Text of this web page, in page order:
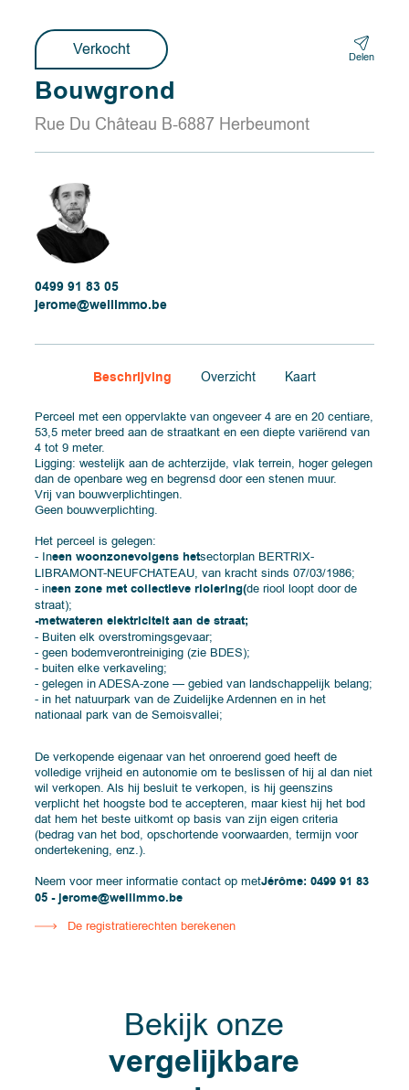
Verkocht Delen
Bouwgrond
Rue Du Château B-6887 Herbeumont
0499 91 83 05
jerome@wellimmo.be
Beschrijving Overzicht Kaart
Perceel met een oppervlakte van ongeveer 4 are en 20 centiare,
53,5 meter breed aan de straatkant en een diepte variërend van
4 tot 9 meter.
Ligging: westelijk aan de achterzijde, vlak terrein, hoger gelegen
dan de openbare weg en begrensd door een stenen muur.
Vrij van bouwverplichtingen.
Geen bouwverplichting.
Het perceel is gelegen:
- Ineen woonzonevolgens hetsectorplan BERTRIX-
LIBRAMONT-NEUFCHATEAU, van kracht sinds 07/03/1986;
- ineen zone met collectieve riolering(de riool loopt door de
straat);
-metwateren elektriciteit aan de straat;
- Buiten elk overstromingsgevaar;
- geen bodemverontreiniging (zie BDES);
- buiten elke verkaveling;
- gelegen in ADESA-zone — gebied van landschappelijk belang;
- in het natuurpark van de Zuidelijke Ardennen en in het
nationaal park van de Semoisvallei;
De verkopende eigenaar van het onroerend goed heeft de
volledige vrijheid en autonomie om te beslissen of hij al dan niet
wil verkopen. Als hij besluit te verkopen, is hij geenszins
verplicht het hoogste bod te accepteren, maar kiest hij het bod
dat hem het beste uitkomt op basis van zijn eigen criteria
(bedrag van het bod, opschortende voorwaarden, termijn voor
ondertekening, enz.).
Neem voor meer informatie contact op metJérôme: 0499 91 83
05 - jerome@wellimmo.be
De registratierechten berekenen
Bekijk onze
vergelijkbare